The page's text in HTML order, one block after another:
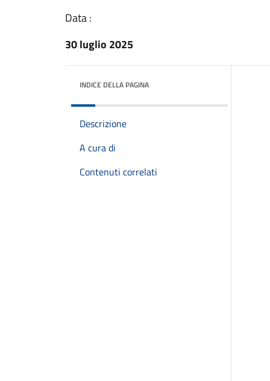
Data :
30 luglio 2025
INDICE DELLA PAGINA
Descrizione
A cura di
Contenuti correlati